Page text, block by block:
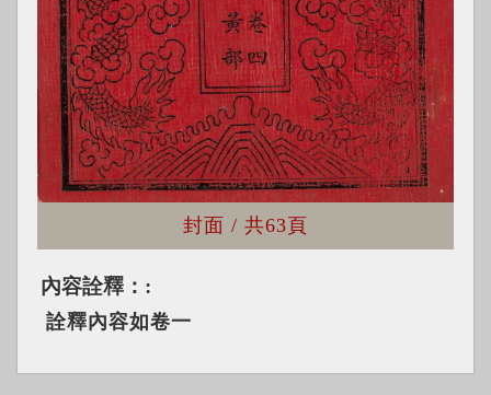
封面 / 共63頁
內容詮釋：
詮釋內容如卷一